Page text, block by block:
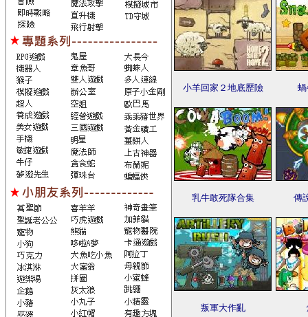
小羊回家２地底歷險
乳牛敢死隊合集 傳
叛軍大作亂